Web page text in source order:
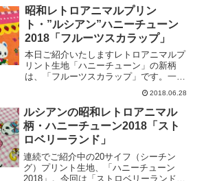
昭和レトロアニマルプリン
ト・”ルシアン”ハニーチューン
2018「フルーツスカラップ」
本日ご紹介いたしますレトロアニマルプ
リント生地「ハニーチューン」の新柄
は、「フルーツスカラップ」です。一段
あたりおよそ15センチほどのボーダー柄
で、イチゴやパイナップルなどの果物の
柄が、スカラップレースのように飾られ
ています。新作４柄の中で、最もレトロ
アニマルたちをじっくり堪能できるのは
この柄かもしれません。横にたくさんの
レトロアニマルが並んでいるのですから
♡＼ じょうろを片手にお花にお水をあ
げていたり･･･ ／＼ 花束を持っていた
2018.06.28
ルシアンの昭和レトロアニマル
柄・ハニーチューン2018「スト
ロベリーランド」
連続でご紹介中の20サイフ（シーチン
グ）プリント生地、「ハニーチューン
2018」。今回は「ストロベリーランド」